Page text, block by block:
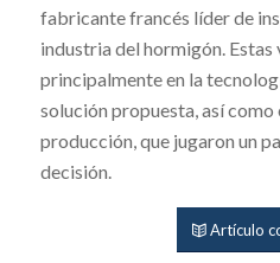
fabricante francés líder de
industria del hormigón. Estas
principalmente en la
solución propuesta, así como
producción, que jugaron un
decisión.
Artículo